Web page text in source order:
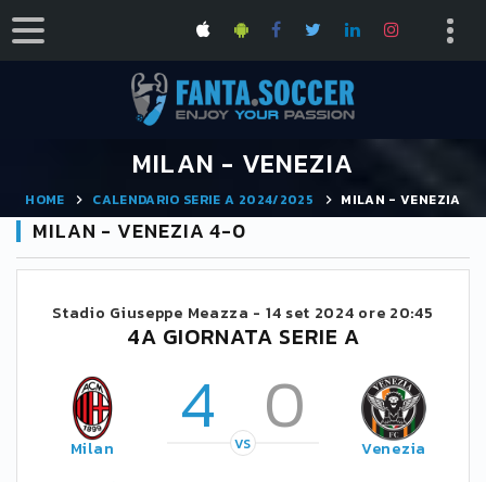
MILAN - VENEZIA
HOME CALENDARIO SERIE A 2024/2025 MILAN - VENEZIA
MILAN - VENEZIA 4-0
Stadio Giuseppe Meazza - 14 set 2024 ore 20:45
4A GIORNATA SERIE A
Milan 4 0
VS Venezia